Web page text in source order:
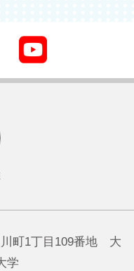
町1丁目109番地 大
学